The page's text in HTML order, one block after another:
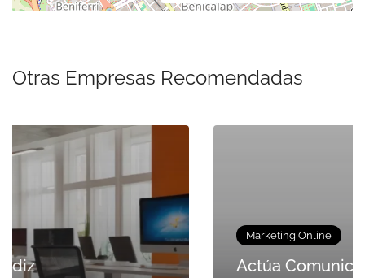
Otras Empresas Recomendadas
Marketing Online
Actúa Comunicación. Diseño